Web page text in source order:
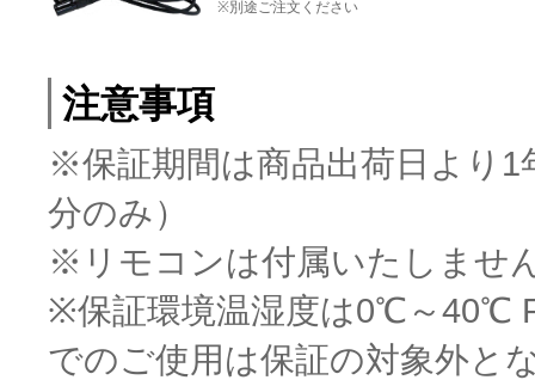
※別途ご注文ください
注意事項
※保証期間は商品出荷日より1
分のみ）
※リモコンは付属いたしませ
※保証環境温湿度は0℃～40℃
でのご使用は保証の対象外と